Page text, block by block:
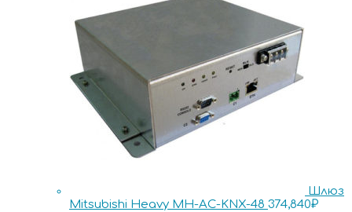
Шлюз
Mitsubishi Heavy MH-AC-KNX-48 374,840₽